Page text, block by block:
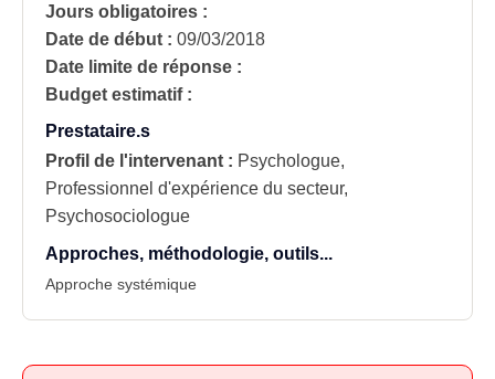
Jours obligatoires :
Date de début : 09/03/2018
Date limite de réponse :
Budget estimatif :
Prestataire.s
Profil de l'intervenant : Psychologue,
Professionnel d'expérience du secteur,
Psychosociologue
Approches, méthodologie, outils...
Approche systémique